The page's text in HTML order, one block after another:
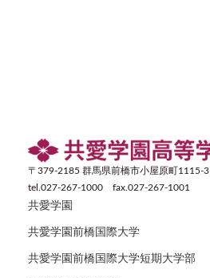
〒379-2185 群馬県前橋市小屋原町1115-3
tel.027-267-1000 fax.027-267-1001
共愛学園
共愛学園前橋国際大学
共愛学園前橋国際大学短期大学部